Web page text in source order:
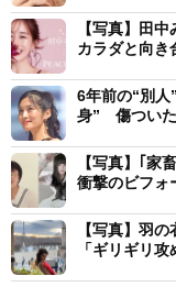
【写真】田
カラダと向き
6年前の“別人
身” 傷つい
【写真】｢家
衝撃のビフォ
【写真】羽
「ギリギリ攻